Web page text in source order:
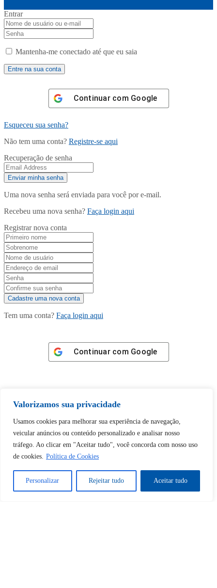
Valorizamos sua privacidade
Usamos cookies para melhorar sua experiência de navegação,
veicular anúncios ou conteúdo personalizado e analisar nosso
tráfego. Ao clicar em "Aceitar tudo", você concorda com nosso uso
de cookies. Política de Cookies
Personalizar Rejeitar tudo Aceitar tudo
Entrar
Mantenha-me conectado até que eu saia
Continuar com Google
Esqueceu sua senha?
Não tem uma conta? Registre-se aqui
Recuperação de senha
Uma nova senha será enviada para você por e-mail.
Recebeu uma nova senha? Faça login aqui
Registrar nova conta
Tem uma conta? Faça login aqui
Continuar com Google
Tem certeza de que deseja
desbloquear esta publicação?
Desbloquear esquerda : 0